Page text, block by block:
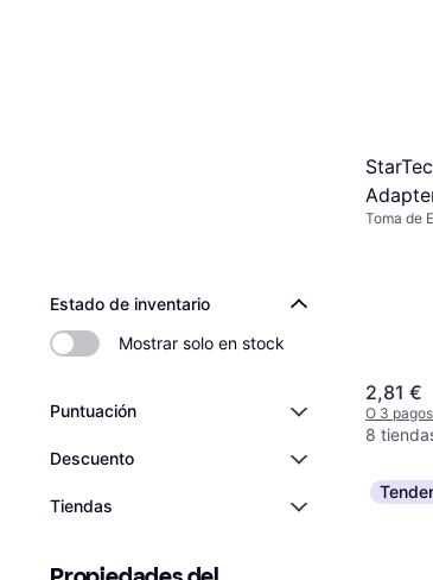
Estado de inventario
Mostrar solo en stock
Puntuación
Descuento
Tiendas
Toma de
2,81 €
O 3
8